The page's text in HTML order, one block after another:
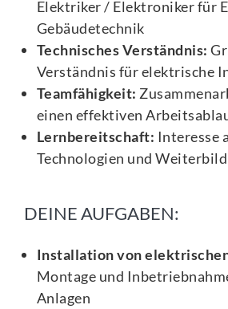
Elektriker / Elektroniker für
Gebäudetechnik
Technisches Verständnis:
Verständnis für elektrische
Teamfähigkeit:
einen effektiven
Lernbereitschaft: Interesse
Technologien und
DEINE AUFGABEN:
Installation von
Montage und
Anlagen